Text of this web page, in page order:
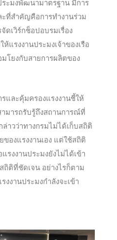
ะมงพัฒนามาตรฐาน มีการ
ที่สำคัญคือการทำงานร่วม
ดเวิร์กช็อปอบรมเรื่อง
แรงงานประมงเจ้าของเรือ
มโยงกับสายการผลิตของ
และคุ้มครองแรงงานชี้ให้
ามารถรับรู้ถึงสถานการณ์ที่
าวว่าทางกรมไม่ได้เก็บสถิติ
องแรงงานเอง แต่ใช้สถิติ
งงานประมงยังไม่ได้เข้า
ถิติที่ชัดเจน อย่างไรก็ตาม
งงานประมงกำลังจะเข้า